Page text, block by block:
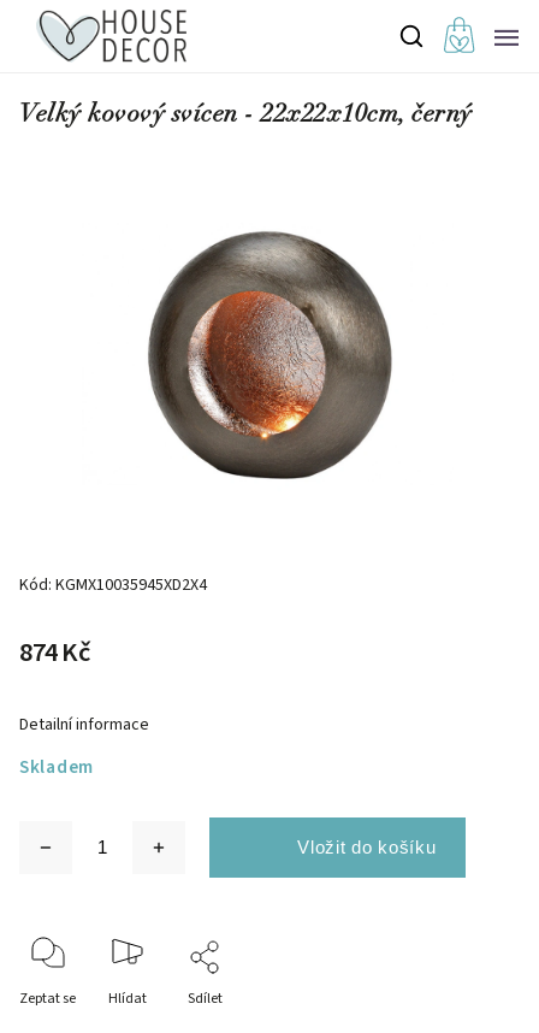
Velký kovový svícen - 22x22x10cm, černý
Kód: KGMX10035945XD2X4
874 Kč
Skladem
Detailní informace
Zeptat se Hlídat Sdílet